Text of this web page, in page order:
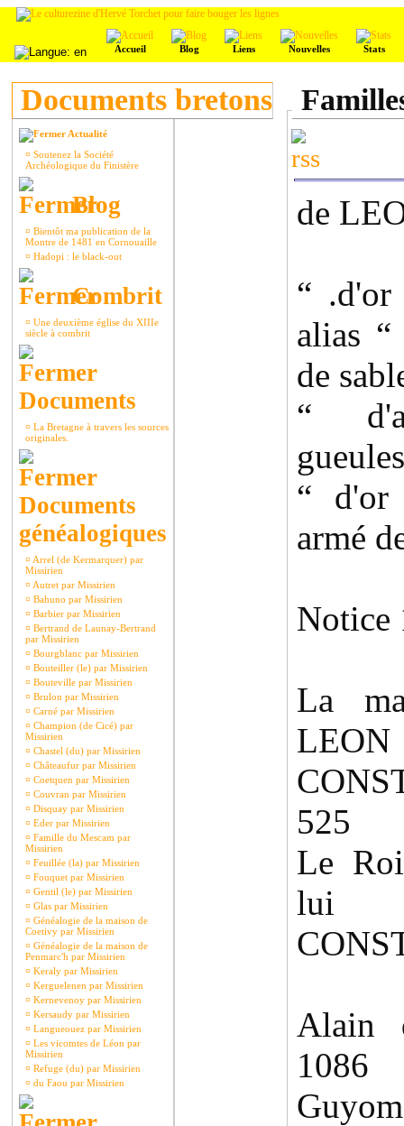
Accueil Blog Liens Nouvelles Stats
Documents bretons
Actualité
¤ Soutenez la Société
Archéologique du Finistère
Blog
¤ Bientôt ma publication de la
Montre de 1481 en Cornouaille
¤ Hadopi : le black-out
Combrit
¤ Une deuxième église du XIIIe
siècle à combrit
Documents
¤ La Bretagne à travers les sources
originales.
Documents
généalogiques
¤ Arrel (de Kermarquer) par
Missirien
¤ Autret par Missirien
¤ Bahuno par Missirien
¤ Barbier par Missirien
¤ Bertrand de Launay-Bertrand
par Missirien
¤ Bourgblanc par Missirien
¤ Bouteiller (le) par Missirien
¤ Bouteville par Missirien
¤ Brulon par Missirien
¤ Carné par Missirien
¤ Champion (de Cicé) par
Missirien
¤ Chastel (du) par Missirien
¤ Châteaufur par Missirien
¤ Coetquen par Missirien
¤ Couvran par Missirien
¤ Disquay par Missirien
¤ Eder par Missirien
¤ Famille du Mescam par
Missirien
¤ Feuillée (la) par Missirien
¤ Fouquet par Missirien
¤ Gentil (le) par Missirien
¤ Glas par Missirien
¤ Généalogie de la maison de
Coetivy par Missirien
¤ Généalogie de la maison de
Penmarc'h par Missirien
¤ Keraly par Missirien
¤ Kerguelenen par Missirien
¤ Kernevenoy par Missirien
¤ Kersaudy par Missirien
¤ Langueouez par Missirien
¤ Les vicomtes de Léon par
Missirien
¤ Refuge (du) par Missirien
¤ du Faou par Missirien
de
“
alias
de
“
“ d'or
armé
Notice
La
525
Le
lui
Alain
1086